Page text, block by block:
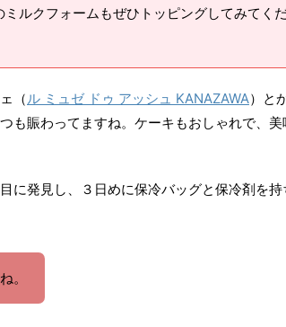
ルクフォームもぜひトッピングしてみてく
（ル ミュゼ ドゥ アッシュ KANAZAWA）と
も賑わってますね。ケーキもおしゃれで、美
に発見し、３日めに保冷バッグと保冷剤を持
。